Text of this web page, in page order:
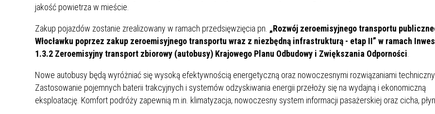
jakość powietrza w mieście.
Zakup pojazdów zostanie zrealizowany w ramach przedsięwzięcia pn. „Rozwój zeroemisyjnego transportu
Włocławku poprzez zakup zeroemisyjnego transportu wraz z niezbędną infrastrukturą - etap II” w ramach
1.3.2 Zeroemisyjny transport zbiorowy (autobusy) Krajowego Planu Odbudowy i Zwiększania Odporności
Nowe autobusy będą wyróżniać się wysoką efektywnością energetyczną oraz nowoczesnymi rozwiązaniami
Zastosowanie pojemnych baterii trakcyjnych i systemów odzyskiwania energii przełoży się na wydajną i ekonomiczną
eksploatację. Komfort podróży zapewnią m.in. klimatyzacja, nowoczesny system informacji pasażerskiej oraz cicha,